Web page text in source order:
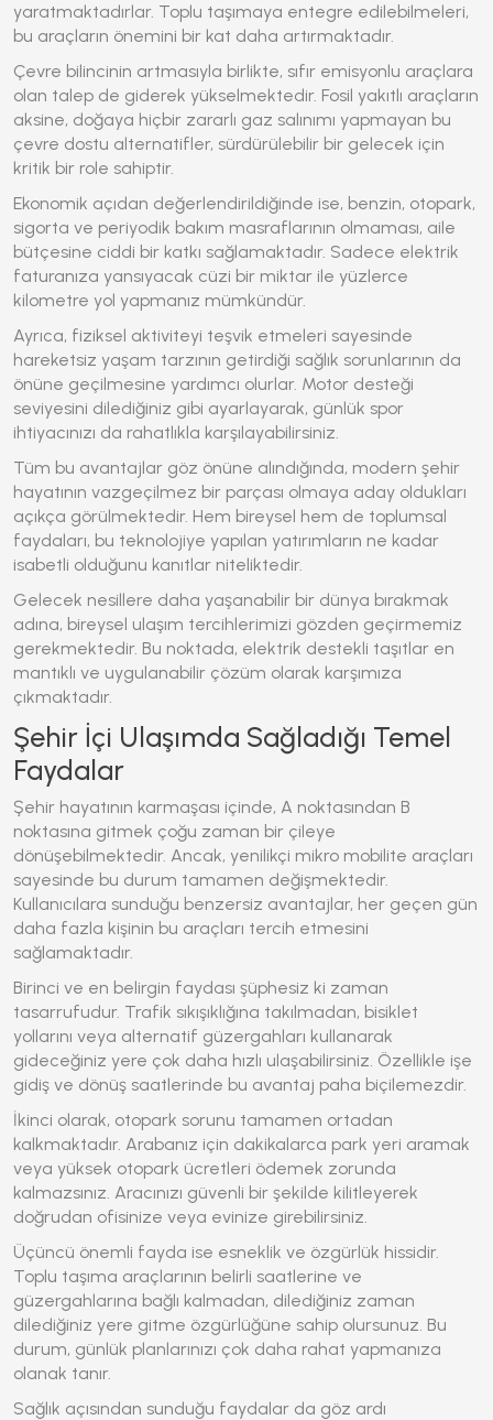
yaratmaktadırlar. Toplu taşımaya entegre edilebilmeleri,
bu araçların önemini bir kat daha artırmaktadır.
Çevre bilincinin artmasıyla birlikte, sıfır emisyonlu araçlara
olan talep de giderek yükselmektedir. Fosil yakıtlı araçların
aksine, doğaya hiçbir zararlı gaz salınımı yapmayan bu
çevre dostu alternatifler, sürdürülebilir bir gelecek için
kritik bir role sahiptir.
Ekonomik açıdan değerlendirildiğinde ise, benzin, otopark,
sigorta ve periyodik bakım masraflarının olmaması, aile
bütçesine ciddi bir katkı sağlamaktadır. Sadece elektrik
faturanıza yansıyacak cüzi bir miktar ile yüzlerce
kilometre yol yapmanız mümkündür.
Ayrıca, fiziksel aktiviteyi teşvik etmeleri sayesinde
hareketsiz yaşam tarzının getirdiği sağlık sorunlarının da
önüne geçilmesine yardımcı olurlar. Motor desteği
seviyesini dilediğiniz gibi ayarlayarak, günlük spor
ihtiyacınızı da rahatlıkla karşılayabilirsiniz.
Tüm bu avantajlar göz önüne alındığında, modern şehir
hayatının vazgeçilmez bir parçası olmaya aday oldukları
açıkça görülmektedir. Hem bireysel hem de toplumsal
faydaları, bu teknolojiye yapılan yatırımların ne kadar
isabetli olduğunu kanıtlar niteliktedir.
Gelecek nesillere daha yaşanabilir bir dünya bırakmak
adına, bireysel ulaşım tercihlerimizi gözden geçirmemiz
gerekmektedir. Bu noktada, elektrik destekli taşıtlar en
mantıklı ve uygulanabilir çözüm olarak karşımıza
çıkmaktadır.
Şehir İçi Ulaşımda Sağladığı Temel
Faydalar
Şehir hayatının karmaşası içinde, A noktasından B
noktasına gitmek çoğu zaman bir çileye
dönüşebilmektedir. Ancak, yenilikçi mikro mobilite araçları
sayesinde bu durum tamamen değişmektedir.
Kullanıcılara sunduğu benzersiz avantajlar, her geçen gün
daha fazla kişinin bu araçları tercih etmesini
sağlamaktadır.
Birinci ve en belirgin faydası şüphesiz ki zaman
tasarrufudur. Trafik sıkışıklığına takılmadan, bisiklet
yollarını veya alternatif güzergahları kullanarak
gideceğiniz yere çok daha hızlı ulaşabilirsiniz. Özellikle işe
gidiş ve dönüş saatlerinde bu avantaj paha biçilemezdir.
İkinci olarak, otopark sorunu tamamen ortadan
kalkmaktadır. Arabanız için dakikalarca park yeri aramak
veya yüksek otopark ücretleri ödemek zorunda
kalmazsınız. Aracınızı güvenli bir şekilde kilitleyerek
doğrudan ofisinize veya evinize girebilirsiniz.
Üçüncü önemli fayda ise esneklik ve özgürlük hissidir.
Toplu taşıma araçlarının belirli saatlerine ve
güzergahlarına bağlı kalmadan, dilediğiniz zaman
dilediğiniz yere gitme özgürlüğüne sahip olursunuz. Bu
durum, günlük planlarınızı çok daha rahat yapmanıza
olanak tanır.
Sağlık açısından sunduğu faydalar da göz ardı